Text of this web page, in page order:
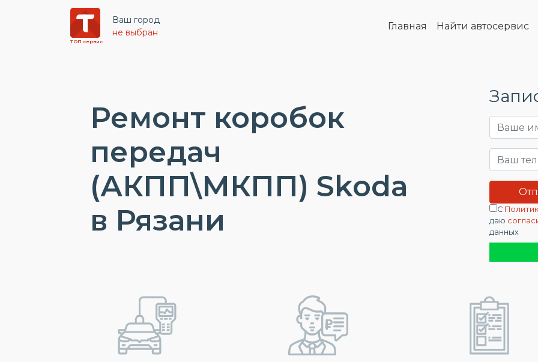
ТОП сервис
Ваш город
не выбран
Главная Найти автосервис
Ремонт коробок
передач
(АКПП\МКПП) Skoda
в Рязани
С
даю
данных